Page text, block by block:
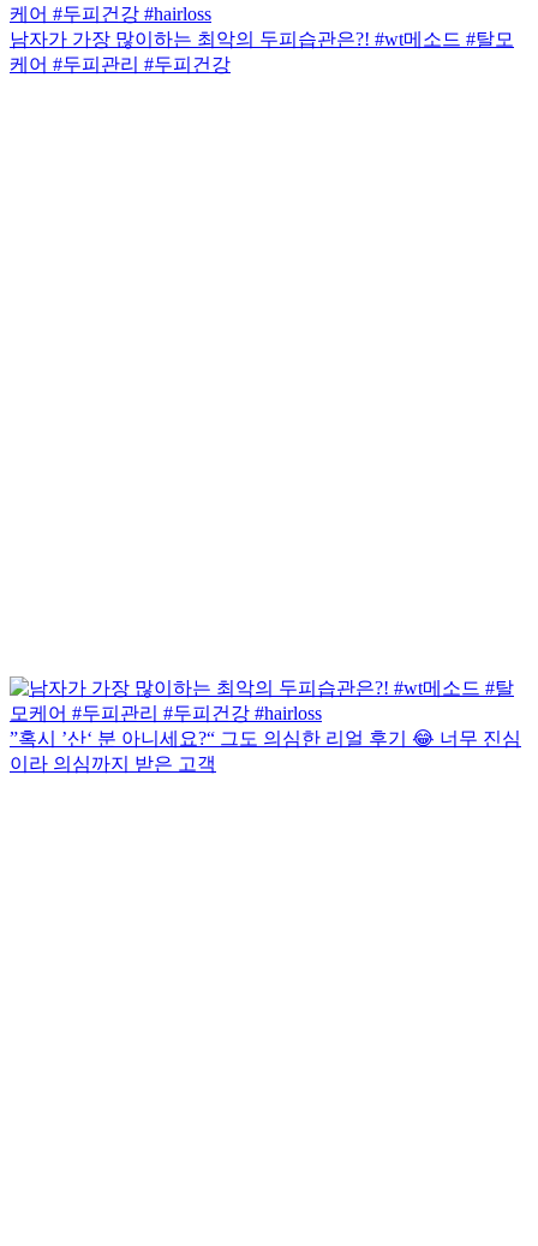
남자가 가장 많이하는 최악의 두피습관은?! #wt메소드 #탈모
케어 #두피관리 #두피건강
”혹시 ’산‘ 분 아니세요?“ 그도 의심한 리얼 후기 😂 너무 진심
이라 의심까지 받은 고객